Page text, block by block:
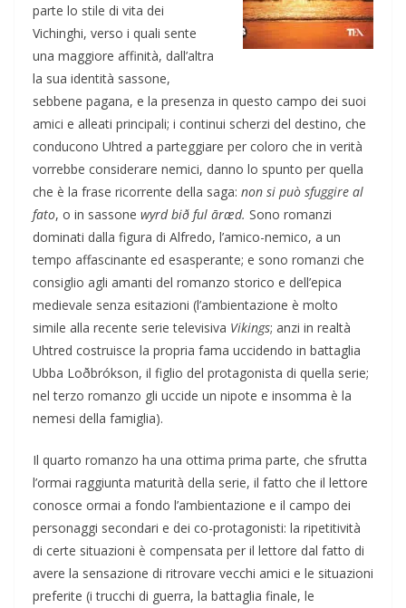
parte lo stile di vita dei
Vichinghi, verso i quali sente
una maggiore affinità, dall’altra
la sua identità sassone,
sebbene pagana, e la presenza in questo campo dei suoi
amici e alleati principali; i continui scherzi del destino, che
conducono Uhtred a parteggiare per coloro che in verità
vorrebbe considerare nemici, danno lo spunto per quella
che è la frase ricorrente della saga: non si può sfuggire al
fato, o in sassone wyrd bið ful āræd. Sono romanzi
dominati dalla figura di Alfredo, l’amico-nemico, a un
tempo affascinante ed esasperante; e sono romanzi che
consiglio agli amanti del romanzo storico e dell’epica
medievale senza esitazioni (l’ambientazione è molto
simile alla recente serie televisiva Vikings; anzi in realtà
Uhtred costruisce la propria fama uccidendo in battaglia
Ubba Loðbrókson, il figlio del protagonista di quella serie;
nel terzo romanzo gli uccide un nipote e insomma è la
nemesi della famiglia).
Il quarto romanzo ha una ottima prima parte, che sfrutta
l’ormai raggiunta maturità della serie, il fatto che il lettore
conosce ormai a fondo l’ambientazione e il campo dei
personaggi secondari e dei co-protagonisti: la ripetitività
di certe situazioni è compensata per il lettore dal fatto di
avere la sensazione di ritrovare vecchi amici e le situazioni
preferite (i trucchi di guerra, la battaglia finale, le